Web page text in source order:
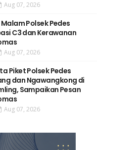
Aug 07, 2026
Polsek Pedes
C3 dan Kerawanan
Aug 07, 2026
Piket Polsek Pedes
dan Ngawangkong di
Sampaikan Pesan
Aug 07, 2026